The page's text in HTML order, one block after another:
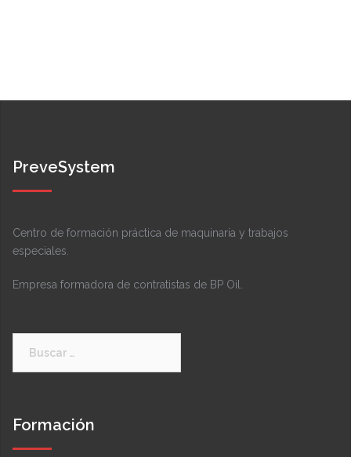
PreveSystem
Centro de formación práctica de maquinaria y trabajos
especiales.
Empresa formadora de contratistas de BP Oil.
Formación